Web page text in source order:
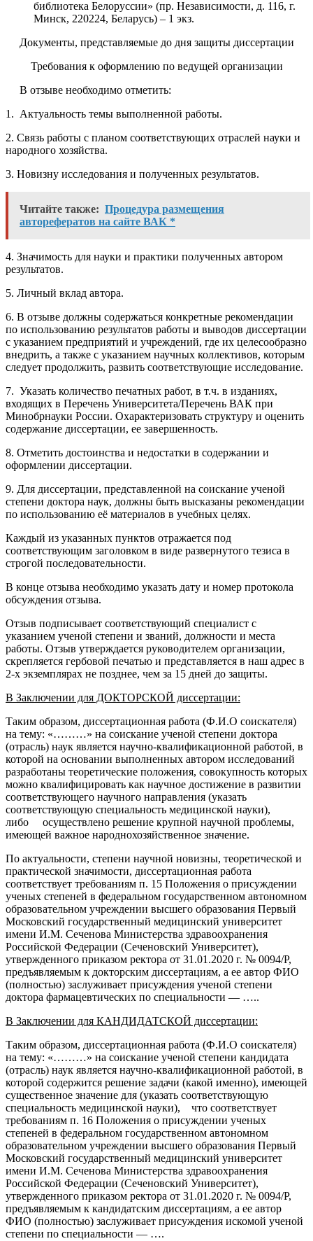
библиотека Белоруссии» (пр. Независимости, д. 116, г.
Минск, 220224, Беларусь) – 1 экз.
Документы, представляемые до дня защиты диссертации
Требования к оформлению по ведущей организации
В отзыве необходимо отметить:
1. Актуальность темы выполненной работы.
2. Связь работы с планом соответствующих отраслей науки и
народного хозяйства.
3. Новизну исследования и полученных результатов.
Читайте также: Процедура размещения
авторефератов на сайте ВАК *
4. Значимость для науки и практики полученных автором
результатов.
5. Личный вклад автора.
6. В отзыве должны содержаться конкретные рекомендации
по использованию результатов работы и выводов диссертации
с указанием предприятий и учреждений, где их целесообразно
внедрить, а также с указанием научных коллективов, которым
следует продолжить, развить соответствующие исследование.
7. Указать количество печатных работ, в т.ч. в изданиях,
входящих в Перечень Университета/Перечень ВАК при
Минобрнауки России. Охарактеризовать структуру и оценить
содержание диссертации, ее завершенность.
8. Отметить достоинства и недостатки в содержании и
оформлении диссертации.
9. Для диссертации, представленной на соискание ученой
степени доктора наук, должны быть высказаны рекомендации
по использованию её материалов в учебных целях.
Каждый из указанных пунктов отражается под
соответствующим заголовком в виде развернутого тезиса в
строгой последовательности.
В конце отзыва необходимо указать дату и номер протокола
обсуждения отзыва.
Отзыв подписывает соответствующий специалист с
указанием ученой степени и званий, должности и места
работы. Отзыв утверждается руководителем организации,
скрепляется гербовой печатью и представляется в наш адрес в
2-х экземплярах не позднее, чем за 15 дней до защиты.
В Заключении для ДОКТОРСКОЙ диссертации:
Таким образом, диссертационная работа (Ф.И.О соискателя)
на тему: «………» на соискание ученой степени доктора
(отрасль) наук является научно-квалификационной работой, в
которой на основании выполненных автором исследований
разработаны теоретические положения, совокупность которых
можно квалифицировать как научное достижение в развитии
соответствующего научного направления (указать
соответствующую специальность медицинской науки),
либо
осуществлено решение крупной научной проблемы,
имеющей важное народнохозяйственное значение.
По актуальности, степени научной новизны, теоретической и
практической значимости, диссертационная работа
соответствует требованиям п. 15 Положения о присуждении
ученых степеней в федеральном государственном автономном
образовательном учреждении высшего образования Первый
Московский государственный медицинский университет
имени И.М. Сеченова Министерства здравоохранения
Российской Федерации (Сеченовский Университет),
утвержденного приказом ректора от 31.01.2020 г. № 0094/Р,
предъявляемым к докторским диссертациям, а ее автор ФИО
(полностью) заслуживает присуждения ученой степени
доктора фармацевтических по специальности — …..
В Заключении для КАНДИДАТСКОЙ диссертации:
Таким образом, диссертационная работа (Ф.И.О соискателя)
на тему: «………» на соискание ученой степени кандидата
(отрасль) наук является научно-квалификационной работой, в
которой содержится решение задачи (какой именно), имеющей
существенное значение для (указать соответствующую
специальность медицинской науки), что соответствует
требованиям п. 16 Положения о присуждении ученых
степеней в федеральном государственном автономном
образовательном учреждении высшего образования Первый
Московский государственный медицинский университет
имени И.М. Сеченова Министерства здравоохранения
Российской Федерации (Сеченовский Университет),
утвержденного приказом ректора от 31.01.2020 г. № 0094/Р,
предъявляемым к кандидатским диссертациям, а ее автор
ФИО (полностью) заслуживает присуждения искомой ученой
степени по специальности — ….